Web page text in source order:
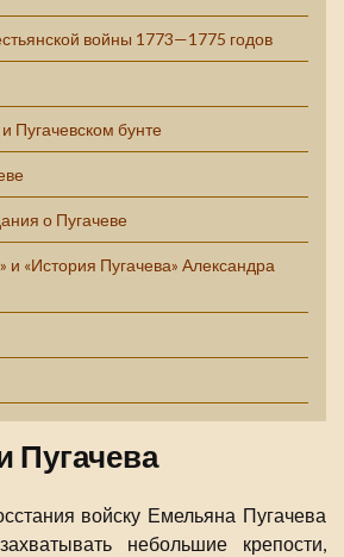
войны 1773—1775 годов
Пугачевском бунте
о Пугачеве
и «История Пугачева» Александра
Пугачева
войску Емельяна Пугачева
небольшие крепости,